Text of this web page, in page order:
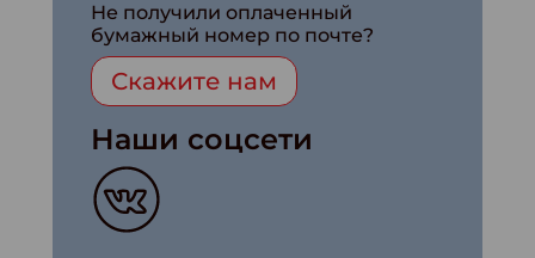
Не получили оплаченный
бумажный номер по почте?
Скажите нам
Наши соцсети